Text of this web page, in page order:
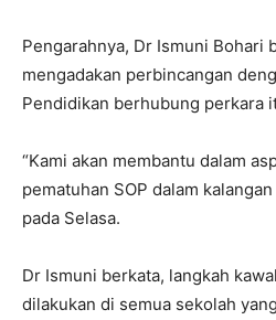
Pengarahnya, Dr Ismuni Bohari
mengadakan perbincangan
Pendidikan berhubung perkara
“Kami akan membantu dalam
pematuhan SOP dalam
pada Selasa.
Dr Ismuni berkata, langkah
dilakukan di semua sekolah